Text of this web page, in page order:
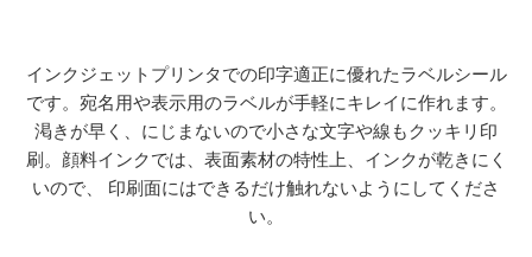
インクジェットプリンタでの印字適正に優れたラベルシール
です。宛名用や表示用のラベルが手軽にキレイに作れます。
渇きが早く、にじまないので小さな文字や線もクッキリ印
刷。顔料インクでは、表面素材の特性上、インクが乾きにく
いので、 印刷面にはできるだけ触れないようにしてくださ
い。